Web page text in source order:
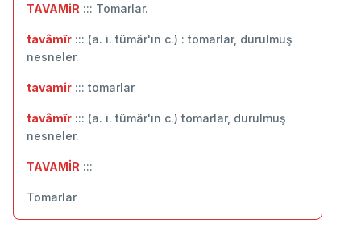
TAVAMiR ::: Tomarlar.
tavâmîr ::: (a. i. tûmâr'ın c.) : tomarlar, durulmuş
nesneler.
tavamir ::: tomarlar
tavâmîr ::: (a. i. tûmâr'ın c.) tomarlar, durulmuş
nesneler.
TAVAMİR :::
Tomarlar